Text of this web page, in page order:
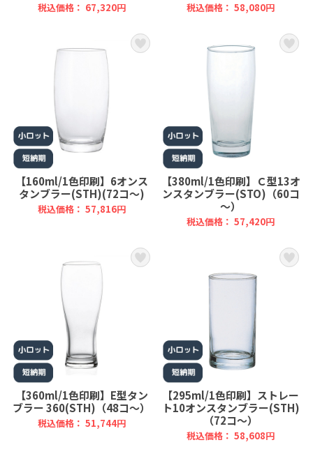
税込価格： 67,320円 税込価格： 58,080円
【160ml/1色印刷】6オンス
タンブラー(STH)(72コ～)
税込価格： 57,816円
【380ml/1色印刷】Ｃ型13オ
ンスタンブラー(STO)（60コ
～）
税込価格： 57,420円
【360ml/1色印刷】E型タン
ブラー 360(STH)（48コ～）
税込価格： 51,744円
【295ml/1色印刷】ストレー
ト10オンスタンブラー(STH)
（72コ～）
税込価格： 58,608円